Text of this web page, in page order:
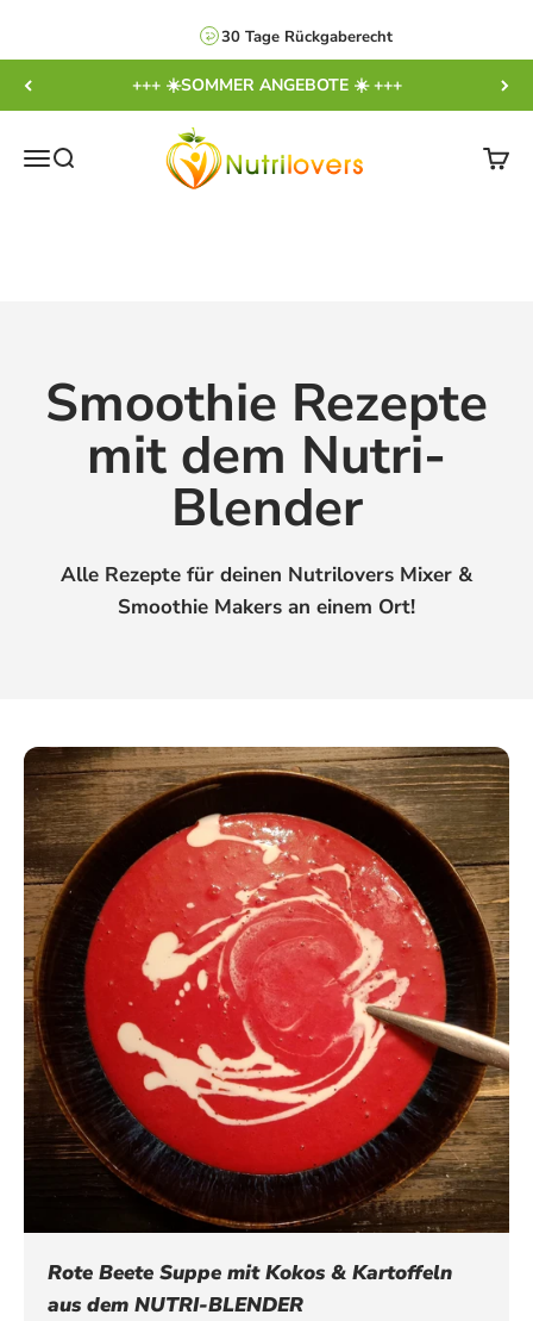
30 Tage Rückgaberecht
+++ ☀️SOMMER ANGEBOTE ☀️ +++
Navigationsmenü öffnen
Suche öffnen
NUTRILOVERS | #WissenWasDrinIst
Smoothie Rezepte
mit dem Nutri-
Blender
Alle Rezepte für deinen Nutrilovers Mixer &
Smoothie Makers an einem Ort!
Rote Beete Suppe mit Kokos & Kartoffeln
aus dem NUTRI-BLENDER